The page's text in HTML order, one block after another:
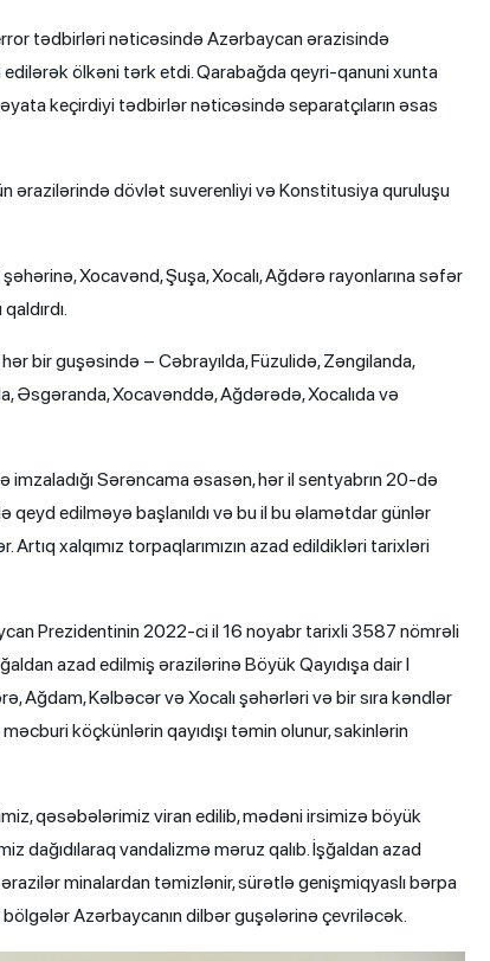
tədbirləri nəticəsində Azərbaycan ərazisində
ölkəni tərk etdi. Qarabağda qeyri-qanuni xunta
keçirdiyi tədbirlər nəticəsində separatçıların əsas
ərazilərində dövlət suverenliyi və Konstitusiya quruluşu
Xocavənd, Şuşa, Xocalı, Ağdərə rayonlarına səfər
bir guşəsində – Cəbrayılda, Füzulidə, Zəngilanda,
Əsgəranda, Xocavənddə, Ağdərədə, Xocalıda və
imzaladığı Sərəncama əsasən, hər il sentyabrın 20-də
edilməyə başlanıldı və bu il bu əlamətdar günlər
xalqımız torpaqlarımızın azad edildikləri tarixləri
Prezidentinin 2022-ci il 16 noyabr tarixli 3587 nömrəli
azad edilmiş ərazilərinə Böyük Qayıdışa dair I
Ağdam, Kəlbəcər və Xocalı şəhərləri və bir sıra kəndlər
köçkünlərin qayıdışı təmin olunur, sakinlərin
qəsəbələrimiz viran edilib, mədəni irsimizə böyük
dağıdılaraq vandalizmə məruz qalıb. İşğaldan azad
minalardan təmizlənir, sürətlə genişmiqyaslı bərpa
Azərbaycanın dilbər guşələrinə çevriləcək.